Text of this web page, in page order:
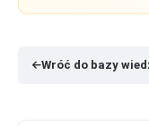
Wróć do bazy